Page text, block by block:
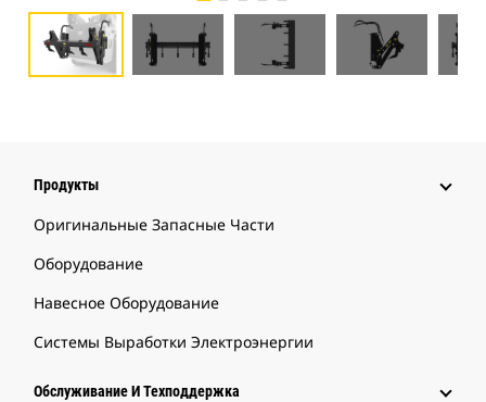
Продукты
Оригинальные Запасные Части
Оборудование
Навесное Оборудование
Системы Выработки Электроэнергии
Обслуживание И Техподдержка